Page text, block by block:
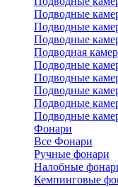
Подводные
Подводные
Подводные
Подводная
Подводные
Подводные
Подводные
Подводные
Подводные
Фонари
Все Фонари
Ручные фонари
Налобные
Кемпинговые